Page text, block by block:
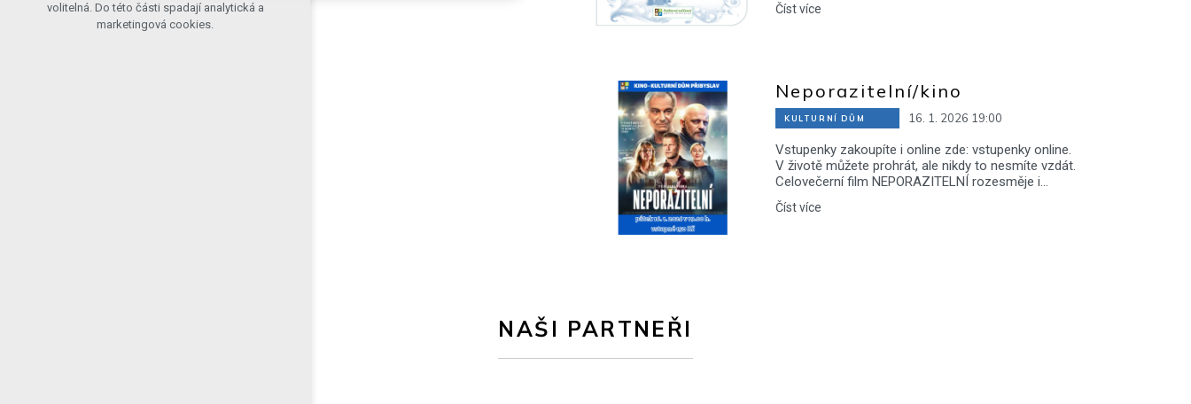
Číst více
KULTURNÍ DŮM 16. 1. 2026 19:00
Neporazitelní/kino
Vstupenky zakoupíte i online zde: vstupenky online.
V životě můžete prohrát, ale nikdy to nesmíte vzdát.
Celovečerní film NEPORAZITELNÍ rozesměje i…
Číst více
NAŠI PARTNEŘI
Odmítnout vše
volitelná. Do této části spadají analytická a
marketingová cookies.